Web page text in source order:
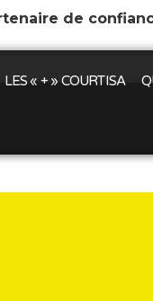
de
LES « + » COURTISA